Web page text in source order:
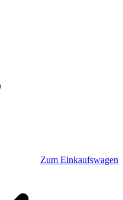
Zum Einkaufswagen